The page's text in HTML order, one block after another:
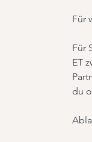
Für
Für
ET
du